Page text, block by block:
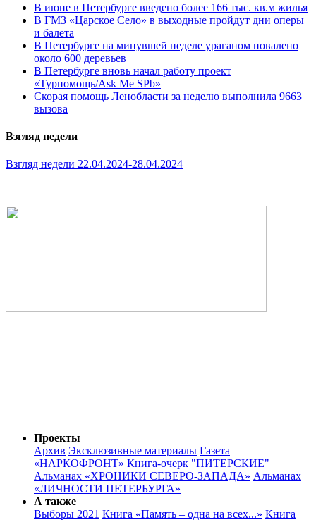
В июне в Петербурге введено более 166 тыс. кв.м жилья
В ГМЗ «Царское Село» в выходные пройдут дни оперы
и балета
В Петербурге на минувшей неделе ураганом повалено
около 600 деревьев
В Петербурге вновь начал работу проект
«Турпомощь/Ask Me SPb»
Скорая помощь Ленобласти за неделю выполнила 9663
вызова
Взгляд недели
Взгляд недели 22.04.2024-28.04.2024
Проекты
Архив Эксклюзивные материалы Газета
«НАРКОФРОНТ» Книга-очерк "ПИТЕРСКИЕ"
Альманах «ХРОНИКИ СЕВЕРО-ЗАПАДА» Альманах
«ЛИЧНОСТИ ПЕТЕРБУРГА»
А также
Выборы 2021 Книга «Память – одна на всех...» Книга